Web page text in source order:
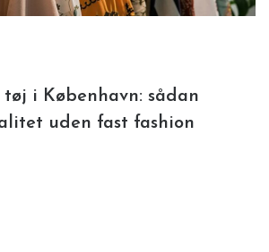
tøj i København: sådan
uden fast fashion